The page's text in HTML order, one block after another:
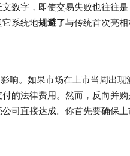
数字，即使交易失败也往往
系统地规避了与传统首次亮
响。如果市场在上市当周出
的法律费用。然而，反向并
司直接达成。你首先要确保